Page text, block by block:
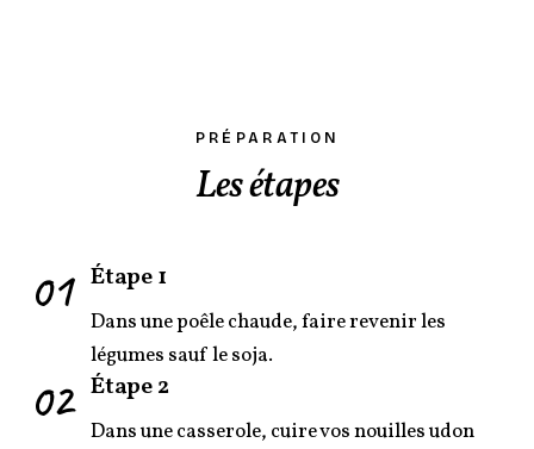
PRÉPARATION
Les étapes
01 Étape 1
Dans une poêle chaude, faire revenir les
légumes sauf le soja.
02 Étape 2
Dans une casserole, cuire vos nouilles udon